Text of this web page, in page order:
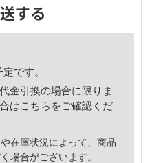
する
です。
金引換の場合に限りま
はこちら をご確認くだ
在庫状況によって、商品
場合がございます。